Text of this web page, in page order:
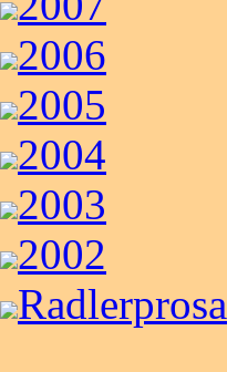
2006
2005
2004
2003
2002
Radlerprosa